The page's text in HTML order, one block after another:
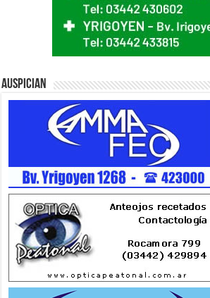
Auspician